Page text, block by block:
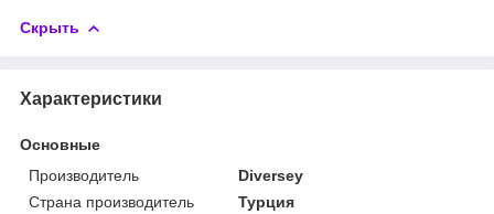
Скрыть
Характеристики
Основные
Производитель
Diversey
Страна производитель
Турция